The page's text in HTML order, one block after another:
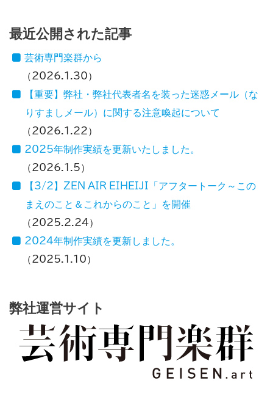
最近公開された記事
芸術専門楽群から
2026.1.30
【重要】弊社・弊社代表者名を装った迷惑メール（な
りすましメール）に関する注意喚起について
2026.1.22
2025年制作実績を更新いたしました。
2026.1.5
【3/2】ZEN AIR EIHEIJI「アフタートーク～この
まえのこと＆これからのこと」を開催
2025.2.24
2024年制作実績を更新しました。
2025.1.10
弊社運営サイト